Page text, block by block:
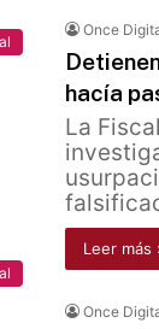
Once
hacía
La
Leer más
Once